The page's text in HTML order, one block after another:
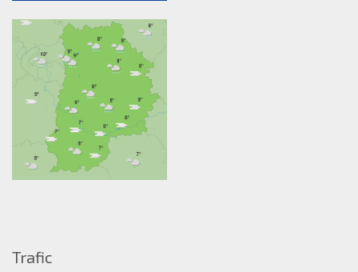
Trafic